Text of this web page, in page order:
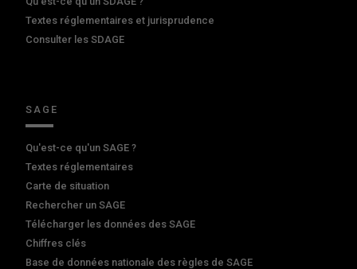
Textes réglementaires et jurisprudence
Consulter les SDAGE
SAGE
Qu'est-ce qu'un SAGE ?
Textes réglementaires
Carte de situation
Rechercher un SAGE
Télécharger les données des SAGE
Chiffres clés
Base de données nationale des règles de SAGE